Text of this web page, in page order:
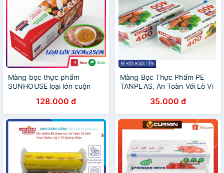
Màng bọc thực phẩm
SUNHOUSE loại lớn cuộn
thức ăn sử dụng cho tủ lạnh
và lò vi sóng an toàn sức
khỏe
128.000 đ
Màng Bọc Thực Phẩm PE
TANPLAS, An Toàn Với Lò Vi
DEHA & DEHP , 3 Loại Kích
Cỡ
35.000 đ